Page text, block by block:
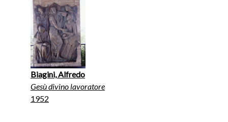
Biagini, Alfredo
Gesù divino lavoratore
1952